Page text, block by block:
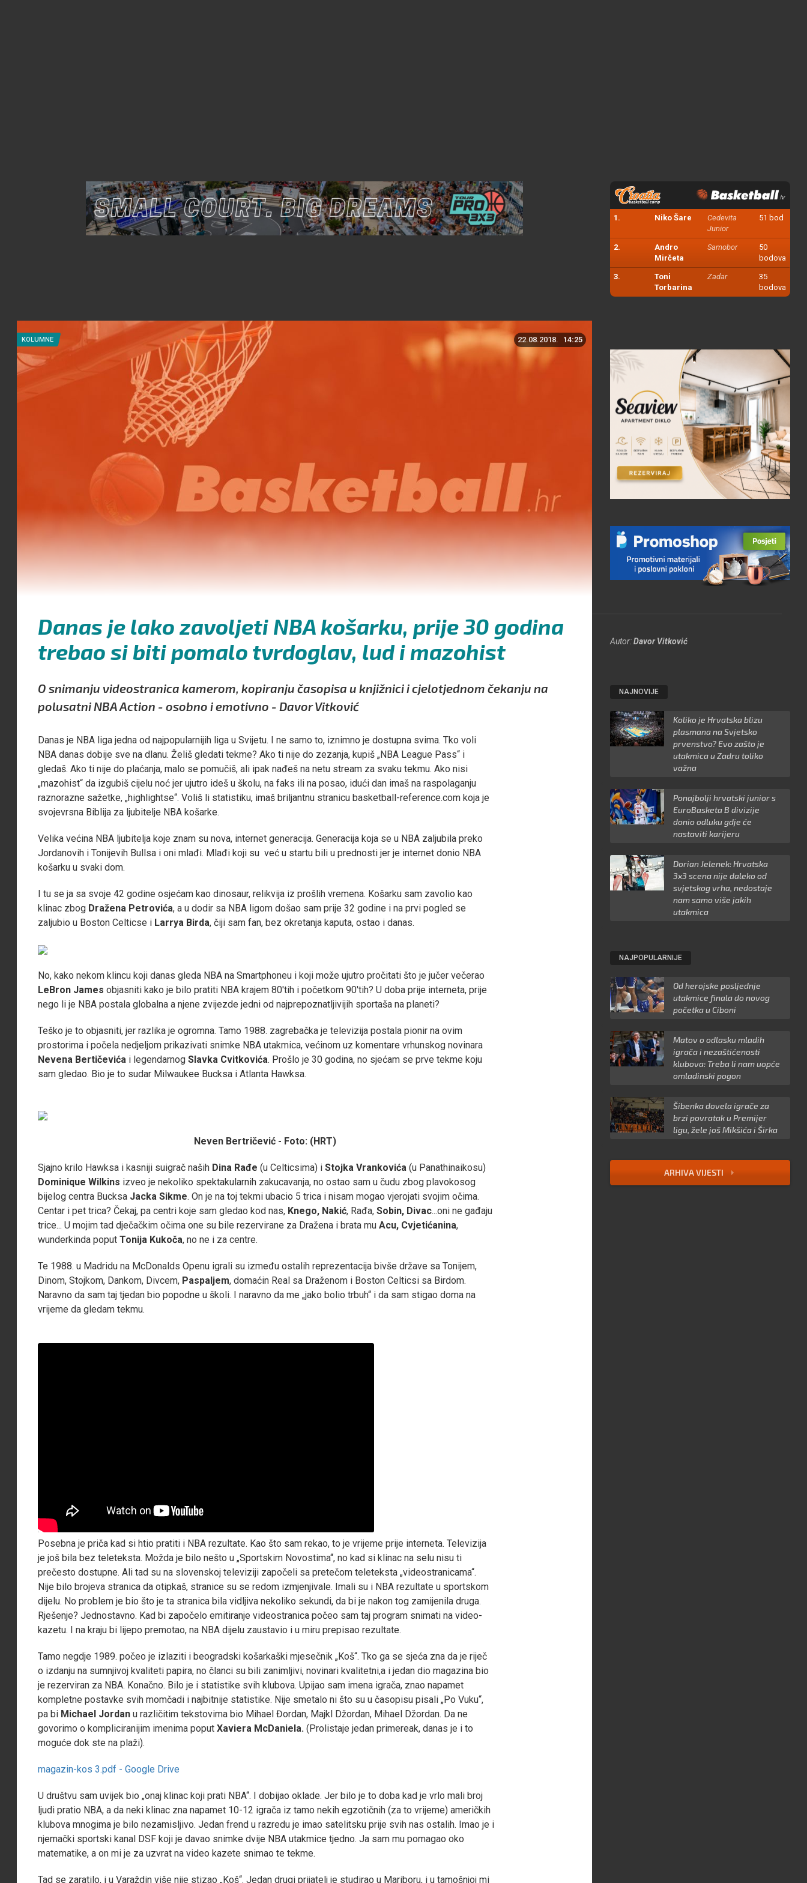
1. Niko Šare
Cedevita
Junior
51 bod
2.
Andro
Mirčeta
Samobor
50
bodova
3.
Toni
Torbarina
Zadar
35
bodova
KOLUMNE 22.08.2018. 14:25
Danas je lako zavoljeti NBA košarku, prije 30 godina
trebao si biti pomalo tvrdoglav, lud i mazohist
Autor:Davor Vitković
O snimanju videostranica kamerom, kopiranju časopisa u knjižnici i cjelotjednom čekanju na
polusatni NBA Action - osobno i emotivno - Davor Vitković
Danas je NBA liga jedna od najpopularnijih liga u Svijetu. I ne samo to, iznimno je dostupna svima. Tko voli
NBA danas dobije sve na dlanu. Želiš gledati tekme? Ako ti nije do zezanja, kupiš „NBA League Pass“ i
gledaš. Ako ti nije do plaćanja, malo se pomučiš, ali ipak nađeš na netu stream za svaku tekmu. Ako nisi
„mazohist“ da izgubiš cijelu noć jer ujutro ideš u školu, na faks ili na posao, idući dan imaš na raspolaganju
raznorazne sažetke, „highlightse“. Voliš li statistiku, imaš briljantnu stranicu basketball-reference.com koja je
svojevrsna Biblija za ljubitelje NBA košarke.
Velika većina NBA ljubitelja koje znam su nova, internet generacija. Generacija koja se u NBA zaljubila preko
Jordanovih i Tonijevih Bullsa i oni mlađi. Mlađi koji su već u startu bili u prednosti jer je internet donio NBA
košarku u svaki dom.
I tu se ja sa svoje 42 godine osjećam kao dinosaur, relikvija iz prošlih vremena. Košarku sam zavolio kao
klinac zbog Dražena Petrovića, a u dodir sa NBA ligom došao sam prije 32 godine i na prvi pogled se
zaljubio u Boston Celticse i Larrya Birda, čiji sam fan, bez okretanja kaputa, ostao i danas.
No, kako nekom klincu koji danas gleda NBA na Smartphoneu i koji može ujutro pročitati što je jučer večerao
LeBron James objasniti kako je bilo pratiti NBA krajem 80'tih i početkom 90'tih? U doba prije interneta, prije
nego li je NBA postala globalna a njene zvijezde jedni od najprepoznatljivijih sportaša na planeti?
Teško je to objasniti, jer razlika je ogromna. Tamo 1988. zagrebačka je televizija postala pionir na ovim
prostorima i počela nedjeljom prikazivati snimke NBA utakmica, većinom uz komentare vrhunskog novinara
Nevena Bertičevića i legendarnogSlavka Cvitkovića. Prošlo je 30 godina, no sjećam se prve tekme koju
sam gledao. Bio je to sudar Milwaukee Bucksa i Atlanta Hawksa.
Neven Bertričević - Foto: (HRT)
Sjajno krilo Hawksa i kasniji suigrač naših Dina Rađe (u Celticsima) iStojka Vrankovića (u Panathinaikosu)
Dominique Wilkins izveo je nekoliko spektakularnih zakucavanja, no ostao sam u čudu zbog plavokosog
bijelog centra Bucksa Jacka Sikme. On je na toj tekmi ubacio 5 trica i nisam mogao vjerojati svojim očima.
Centar i pet trica? Čekaj, pa centri koje sam gledao kod nas, Knego, Nakić, Rađa,Sobin, Divac...oni ne gađaju
trice... U mojim tad dječačkim očima one su bile rezervirane za Dražena i brata muAcu, Cvjetićanina,
wunderkinda poputTonija Kukoča, no ne i za centre.
Te 1988. u Madridu na McDonalds Openu igrali su između ostalih reprezentacija bivše države sa Tonijem,
Dinom, Stojkom, Dankom, Divcem, Paspaljem, domaćin Real sa Draženom i Boston Celticsi sa Birdom.
Naravno da sam taj tjedan bio popodne u školi. I naravno da me „jako bolio trbuh“ i da sam stigao doma na
vrijeme da gledam tekmu.
Posebna je priča kad si htio pratiti i NBA rezultate. Kao što sam rekao, to je vrijeme prije interneta. Televizija
je još bila bez teleteksta. Možda je bilo nešto u „Sportskim Novostima“, no kad si klinac na selu nisu ti
prečesto dostupne. Ali tad su na slovenskoj televiziji započeli sa pretečom teleteksta „videostranicama“.
Nije bilo brojeva stranica da otipkaš, stranice su se redom izmjenjivale. Imali su i NBA rezultate u sportskom
dijelu. No problem je bio što je ta stranica bila vidljiva nekoliko sekundi, da bi je nakon tog zamijenila druga.
Rješenje? Jednostavno. Kad bi započelo emitiranje videostranica počeo sam taj program snimati na video-
kazetu. I na kraju bi lijepo premotao, na NBA dijelu zaustavio i u miru prepisao rezultate.
Tamo negdje 1989. počeo je izlaziti i beogradski košarkaški mjesečnik „Koš“. Tko ga se sjeća zna da je riječ
o izdanju na sumnjivoj kvaliteti papira, no članci su bili zanimljivi, novinari kvalitetni,a i jedan dio magazina bio
je rezerviran za NBA. Konačno. Bilo je i statistike svih klubova. Upijao sam imena igrača, znao napamet
kompletne postavke svih momčadi i najbitnije statistike. Nije smetalo ni što su u časopisu pisali „Po Vuku“,
pa bi Michael Jordan u različitim tekstovima bio Mihael Đordan, Majkl Džordan, Mihael Džordan. Da ne
govorimo o kompliciranijim imenima poput Xaviera McDaniela.(Prolistaje jedan primereak, danas je i to
moguće dok ste na plaži).
magazin-kos 3.pdf - Google Drive
U društvu sam uvijek bio „onaj klinac koji prati NBA“. I dobijao oklade. Jer bilo je to doba kad je vrlo mali broj
ljudi pratio NBA, a da neki klinac zna napamet 10-12 igrača iz tamo nekih egzotičnih (za to vrijeme) američkih
klubova mnogima je bilo nezamisljivo. Jedan frend u razredu je imao satelitsku prije svih nas ostalih. Imao je i
njemački sportski kanal DSF koji je davao snimke dvije NBA utakmice tjedno. Ja sam mu pomagao oko
matematike, a on mi je za uzvrat na video kazete snimao te tekme.
Tad se zaratilo, i u Varaždin više nije stizao „Koš“. Jedan drugi prijatelj je studirao u Mariboru, i u tamošnjoj mi
NAJNOVIJE
Koliko je Hrvatska blizu
plasmana na Svjetsko
prvenstvo? Evo zašto je
utakmica u Zadru toliko
važna
Ponajbolji hrvatski junior s
EuroBasketa B divizije
donio odluku gdje će
nastaviti karijeru
Dorian Jelenek: Hrvatska
3x3 scena nije daleko od
svjetskog vrha, nedostaje
nam samo više jakih
utakmica
NAJPOPULARNIJE
Od herojske posljednje
utakmice finala do novog
početka u Ciboni
Matov o odlasku mladih
igrača i nezaštićenosti
klubova: Treba li nam uopće
omladinski pogon
Šibenka dovela igrače za
brzi povratak u Premijer
ligu, žele još Mikšića i Širka
ARHIVA VIJESTI